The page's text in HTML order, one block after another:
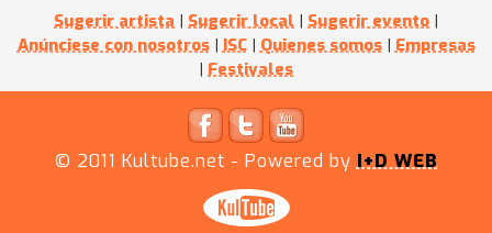
Sugerir artista | Sugerir local | Sugerir evento |
Anúnciese con nosotros | ISC | Quienes somos | Empresas
| Festivales
© 2011 Kultube.net - Powered by I+D WEB